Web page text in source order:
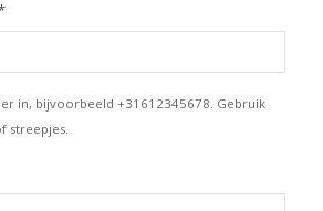
in, bijvoorbeeld +31612345678. Gebruik
streepjes.